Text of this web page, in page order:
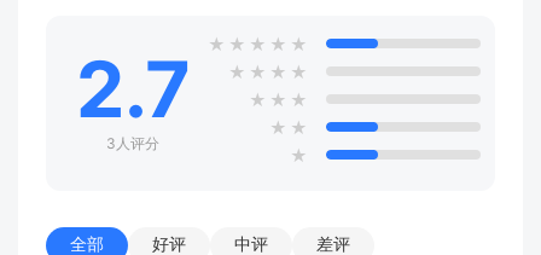
2.7
3人评分
★ ★ ★ ★ ★
★ ★ ★ ★
★ ★ ★
★ ★
★
全部 好评 中评 差评